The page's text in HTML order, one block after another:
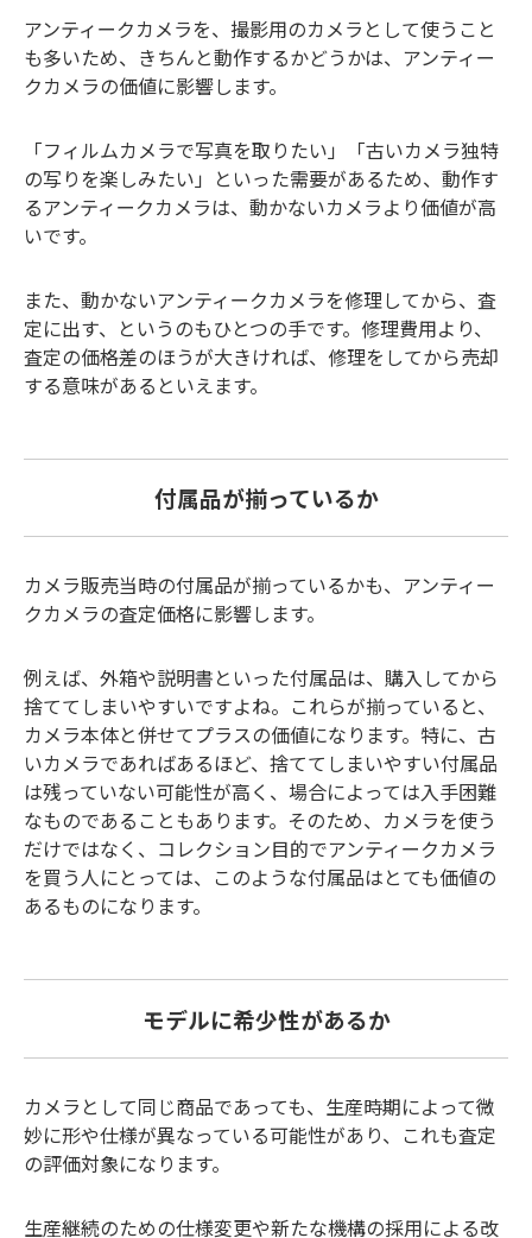
アンティークカメラを、撮影用のカメラとして使うこと
も多いため、きちんと動作するかどうかは、アンティー
クカメラの価値に影響します。
「フィルムカメラで写真を取りたい」「古いカメラ独特
の写りを楽しみたい」といった需要があるため、動作す
るアンティークカメラは、動かないカメラより価値が高
いです。
また、動かないアンティークカメラを修理してから、査
定に出す、というのもひとつの手です。修理費用より、
査定の価格差のほうが大きければ、修理をしてから売却
する意味があるといえます。
付属品が揃っているか
カメラ販売当時の付属品が揃っているかも、アンティー
クカメラの査定価格に影響します。
例えば、外箱や説明書といった付属品は、購入してから
捨ててしまいやすいですよね。これらが揃っていると、
カメラ本体と併せてプラスの価値になります。特に、古
いカメラであればあるほど、捨ててしまいやすい付属品
は残っていない可能性が高く、場合によっては入手困難
なものであることもあります。そのため、カメラを使う
だけではなく、コレクション目的でアンティークカメラ
を買う人にとっては、このような付属品はとても価値の
あるものになります。
モデルに希少性があるか
カメラとして同じ商品であっても、生産時期によって微
妙に形や仕様が異なっている可能性があり、これも査定
の評価対象になります。
生産継続のための仕様変更や新たな機構の採用による改